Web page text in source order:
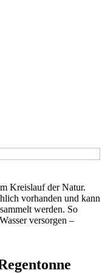
Kreislauf der Natur.
vorhanden und kann
werden. So
versorgen –